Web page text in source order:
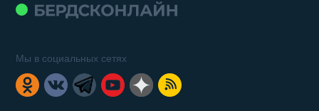
Мы в социальных сетях